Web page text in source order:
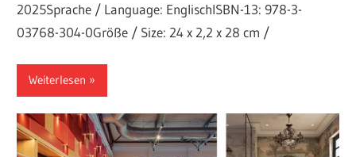
2025Sprache / Language: EnglischISBN-13: 978-3-
03768-304-0Größe / Size: 24 x 2,2 x 28 cm /
Weiterlesen